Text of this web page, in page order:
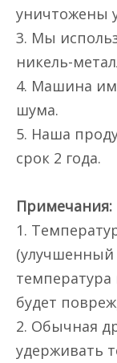
уничтожены
3. Мы
никель-
4. Машина
шума.
5. Наша
срок 2 года.
Примечания:
1.
(улучшенный
температура
будет
2. Обычная
удерживать